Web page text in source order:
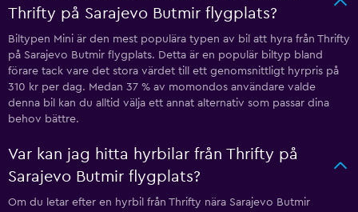
Thrifty på Sarajevo Butmir flygplats?
Biltypen Mini är den mest populära typen av bil att hyra från Thrifty
på Sarajevo Butmir flygplats. Detta är en populär biltyp bland
förare tack vare det stora värdet till ett genomsnittligt hyrpris på
310 kr per dag. Medan 37 % av momondos användare valde
denna bil kan du alltid välja ett annat alternativ som passar dina
behov bättre.
Var kan jag hitta hyrbilar från Thrifty på
Sarajevo Butmir flygplats?
Om du letar efter en hyrbil från Thrifty nära Sarajevo Butmir